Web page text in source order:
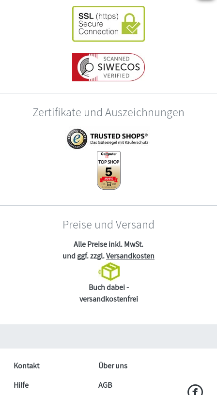
Zertifikate und Auszeichnungen
Preise und Versand
Alle Preise inkl. MwSt.
und ggf. zzgl.Versandkosten
Buch dabei -
versandkostenfrei
Kontakt
Über uns
Hilfe
AGB